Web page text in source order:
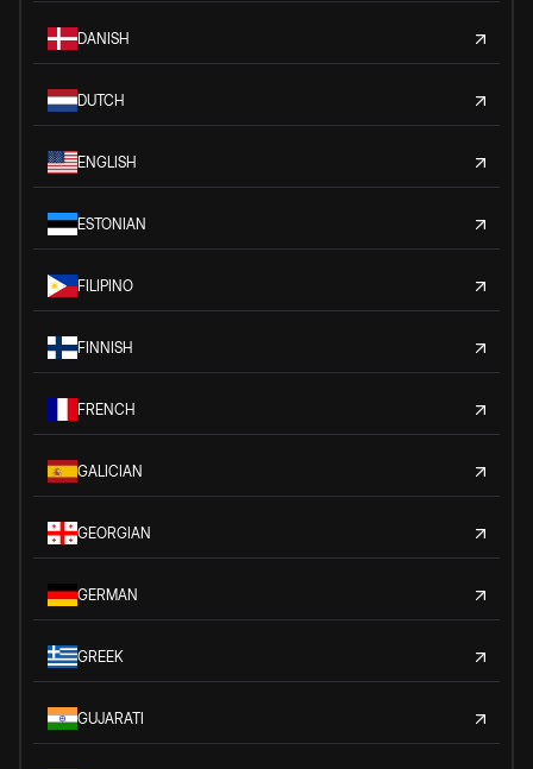
DANISH
DUTCH
ENGLISH
ESTONIAN
FILIPINO
FINNISH
FRENCH
GALICIAN
GEORGIAN
GERMAN
GREEK
GUJARATI